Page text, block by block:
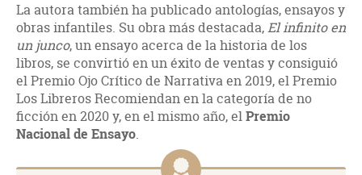
La autora también ha publicado antologías, ensayos y
obras infantiles. Su obra más destacada,El infinito en
un junco, un ensayo acerca de la historia de los
libros, se convirtió en un éxito de ventas y consiguió
el Premio Ojo Crítico de Narrativa en 2019, el Premio
Los Libreros Recomiendan en la categoría de no
ficción en 2020 y, en el mismo año, elPremio
Nacional de Ensayo.